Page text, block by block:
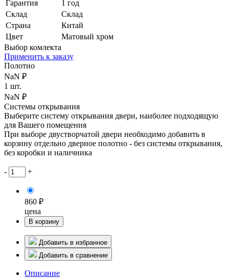
Гарантия
1 год
Склад
Склад
Страна
Китай
Цвет
Матовый хром
Выбор комлекта
Применить к заказу
Полотно
NaN ₽
1 шт.
NaN ₽
Системы открывания
Выберите систему открывания двери, наиболее подходящую
для Вашего помещения
При выборе двустворчатой двери необходимо добавить в
корзину отдельно дверное полотно - без системы открывания,
без коробки и наличника
- +
860 ₽
цена
В корзину
Добавить в избранное
Добавить в сравнение
Описание